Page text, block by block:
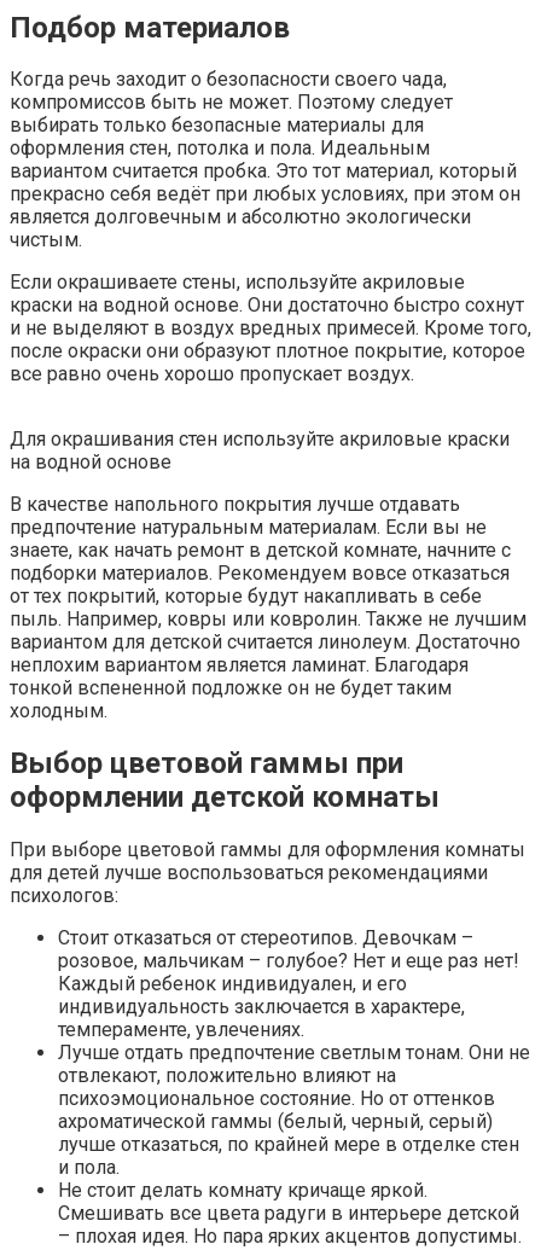
Подбор материалов
Когда речь заходит о безопасности своего чада,
компромиссов быть не может. Поэтому следует
выбирать только безопасные материалы для
оформления стен, потолка и пола. Идеальным
вариантом считается пробка. Это тот материал, который
прекрасно себя ведёт при любых условиях, при этом он
является долговечным и абсолютно экологически
чистым.
Если окрашиваете стены, используйте акриловые
краски на водной основе. Они достаточно быстро сохнут
и не выделяют в воздух вредных примесей. Кроме того,
после окраски они образуют плотное покрытие, которое
все равно очень хорошо пропускает воздух.
Для окрашивания стен используйте акриловые краски
на водной основе
В качестве напольного покрытия лучше отдавать
предпочтение натуральным материалам. Если вы не
знаете, как начать ремонт в детской комнате, начните с
подборки материалов. Рекомендуем вовсе отказаться
от тех покрытий, которые будут накапливать в себе
пыль. Например, ковры или ковролин. Также не лучшим
вариантом для детской считается линолеум. Достаточно
неплохим вариантом является ламинат. Благодаря
тонкой вспененной подложке он не будет таким
холодным.
Выбор цветовой гаммы при
оформлении детской комнаты
При выборе цветовой гаммы для оформления комнаты
для детей лучше воспользоваться рекомендациями
психологов:
Стоит отказаться от стереотипов. Девочкам –
розовое, мальчикам – голубое? Нет и еще раз нет!
Каждый ребенок индивидуален, и его
индивидуальность заключается в характере,
темпераменте, увлечениях.
Лучше отдать предпочтение светлым тонам. Они не
отвлекают, положительно влияют на
психоэмоциональное состояние. Но от оттенков
ахроматической гаммы (белый, черный, серый)
лучше отказаться, по крайней мере в отделке стен
и пола.
Не стоит делать комнату кричаще яркой.
Смешивать все цвета радуги в интерьере детской
– плохая идея. Но пара ярких акцентов допустимы.